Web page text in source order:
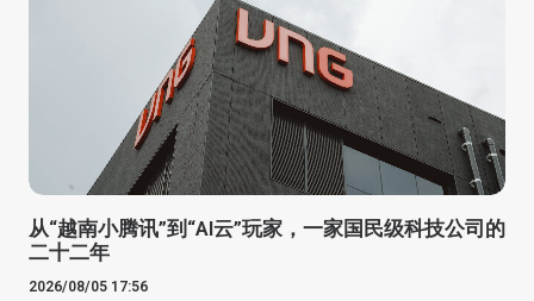
从“越南小腾讯”到“AI云”玩家，一家国民级科技公司的
二十二年
2026/08/05 17:56